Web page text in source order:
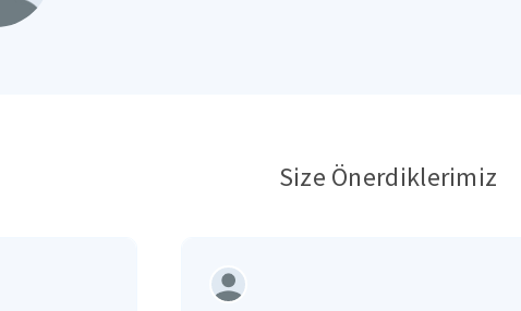
Size Önerdiklerimiz